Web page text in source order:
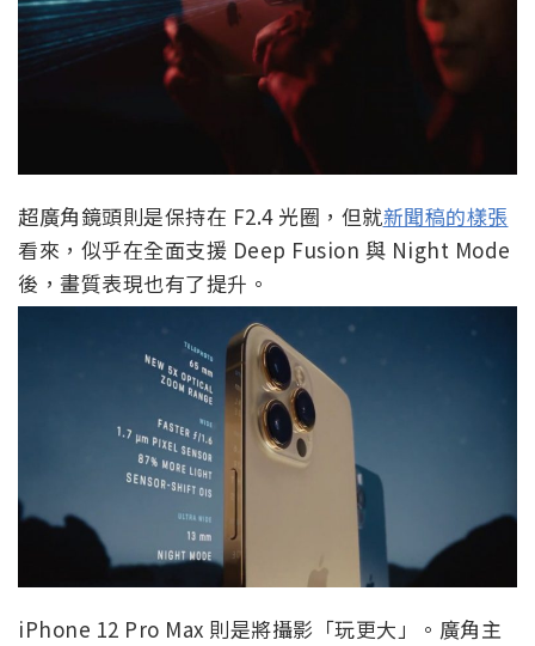
超廣角鏡頭則是保持在 F2.4 光圈，但就新聞稿的樣張
看來，似乎在全面支援 Deep Fusion 與 Night Mode
後，畫質表現也有了提升。
iPhone 12 Pro Max 則是將攝影「玩更大」。廣角主